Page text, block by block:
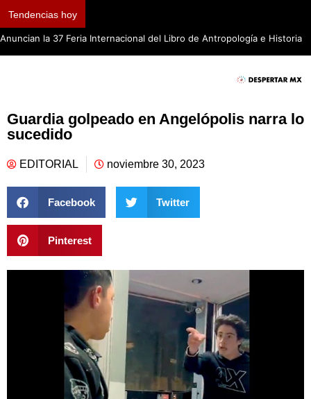
Tendencias hoy
Anuncian la 37 Feria Internacional del Libro de Antropología e Historia
Guardia golpeado en Angelópolis narra lo
sucedido
EDITORIAL noviembre 30, 2023
Facebook Twitter
Pinterest